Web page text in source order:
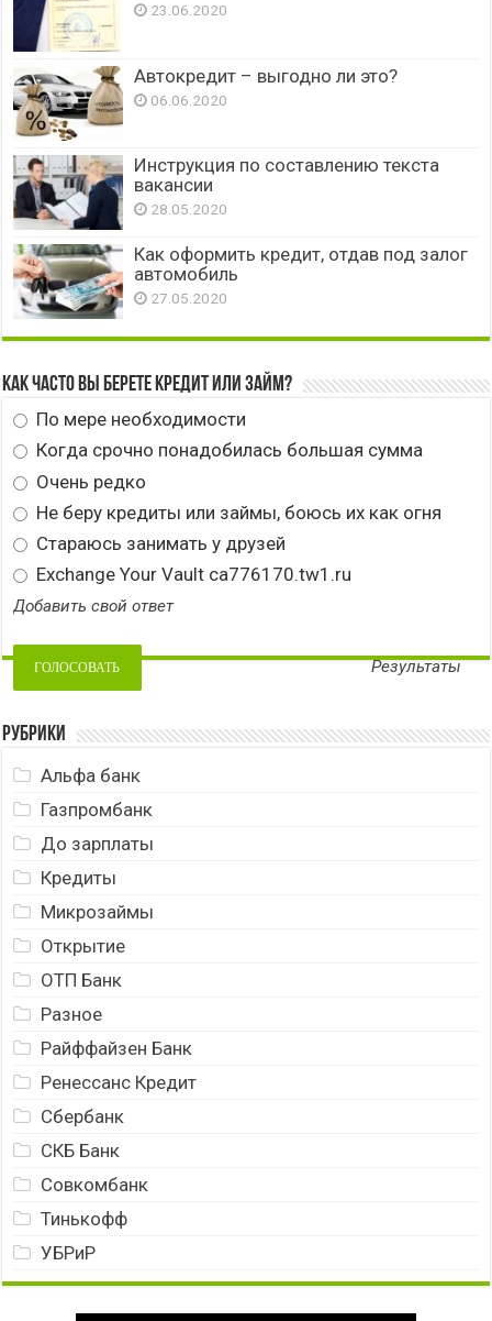
23.06.2020
Автокредит – выгодно ли это?
06.06.2020
Инструкция по составлению текста
вакансии
28.05.2020
Как оформить кредит, отдав под залог
автомобиль
27.05.2020
Как часто вы берете кредит или займ?
По мере необходимости
Когда срочно понадобилась большая сумма
Очень редко
Не беру кредиты или займы, боюсь их как огня
Стараюсь занимать у друзей
Exchange Your Vault ca776170.tw1.ru
Добавить свой ответ
Результаты
Рубрики
Альфа банк
Газпромбанк
До зарплаты
Кредиты
Микрозаймы
Открытие
ОТП Банк
Разное
Райффайзен Банк
Ренессанс Кредит
Сбербанк
СКБ Банк
Совкомбанк
Тинькофф
УБРиР